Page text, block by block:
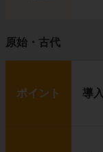
原始・古代
ポイント 導入